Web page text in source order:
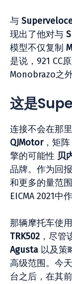
与
现出了他对与
模型不仅复制
是说，921 CC
Monobrazo之
这是
连接不会在那
QJMotor，矩阵
擎的可能性 贝
品牌。作为回
和更多的量范
EICMA 2021中
那辆摩托车使
TRK502 ，尽管
Agusta 以及策
高级范围。今
台之后，在其